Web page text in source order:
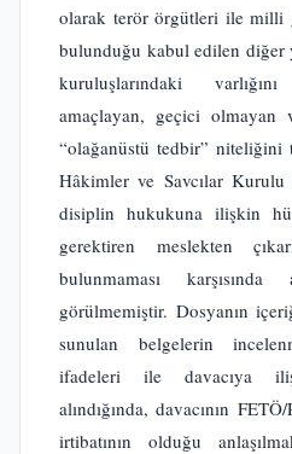
olarak terör örgütleri ile milli
bulunduğu kabul edilen diğer
kuruluşlarındaki
amaçlayan, geçici olmayan
“olağanüstü tedbir” niteliğini
Hâkimler ve Savcılar Kurulu
disiplin hukukuna ilişkin
gerektiren meslekten
bulunmaması
görülmemiştir. Dosyanın
sunulan belgelerin
ifadeleri ile davacıya
alındığında, davacının
irtibatının olduğu